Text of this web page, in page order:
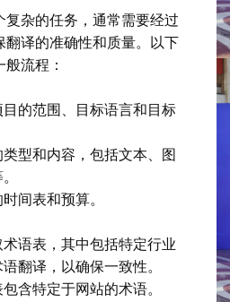
复杂的任务，通常需要经过
翻译的准确性和质量。以下
流程：
目的范围、目标语言和目标
型和内容，包括文本、图
间表和预算。
语表，其中包括特定行业
翻译，以确保一致性。
含特定于网站的术语。